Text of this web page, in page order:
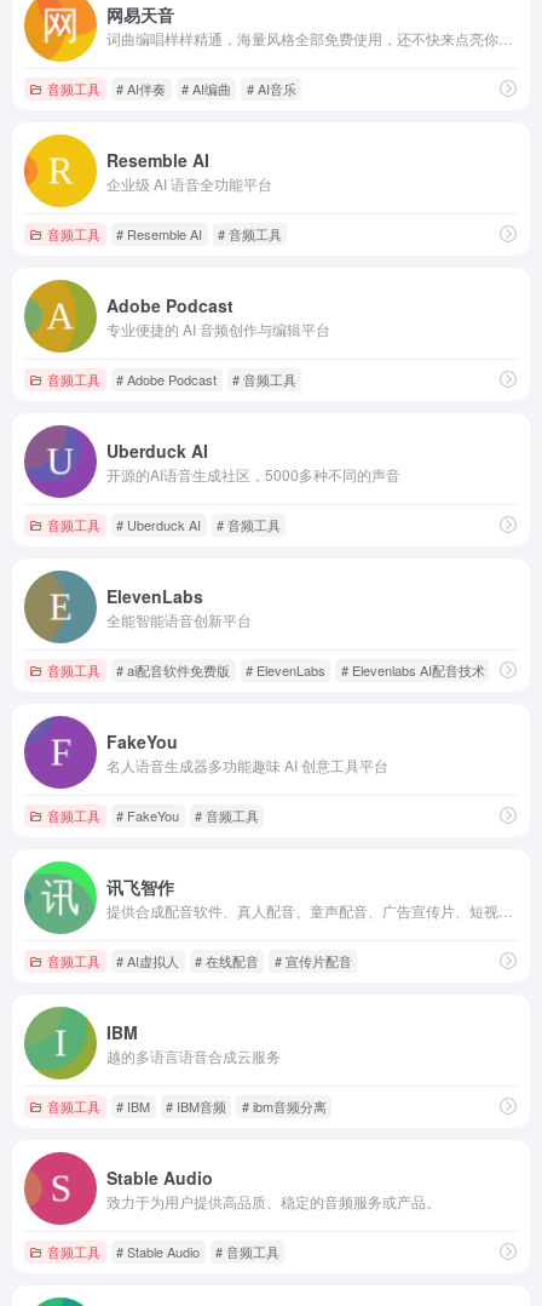
网易天音
音频工具 # AI伴奏 # AI编曲 # AI音乐
Resemble AI
企业级 AI 语音全功能平台
音频工具 # Resemble AI # 音频工具
Adobe Podcast
专业便捷的 AI 音频创作与编辑平台
音频工具 # Adobe Podcast # 音频工具
Uberduck AI
开源的AI语音生成社区，5000多种不同的声音
音频工具 # Uberduck AI # 音频工具
ElevenLabs
全能智能语音创新平台
音频工具 # ai配音软件免费版 # ElevenLabs # Elevenlabs AI配音技术
FakeYou
名人语音生成器多功能趣味 AI 创意工具平台
音频工具 # FakeYou # 音频工具
讯飞智作
音频工具 # AI虚拟人 # 在线配音 # 宣传片配音
IBM
越的多语言语音合成云服务
音频工具 # IBM # IBM音频 # ibm音频分离
Stable Audio
致力于为用户提供高品质、稳定的音频服务或产品。
音频工具 # Stable Audio # 音频工具